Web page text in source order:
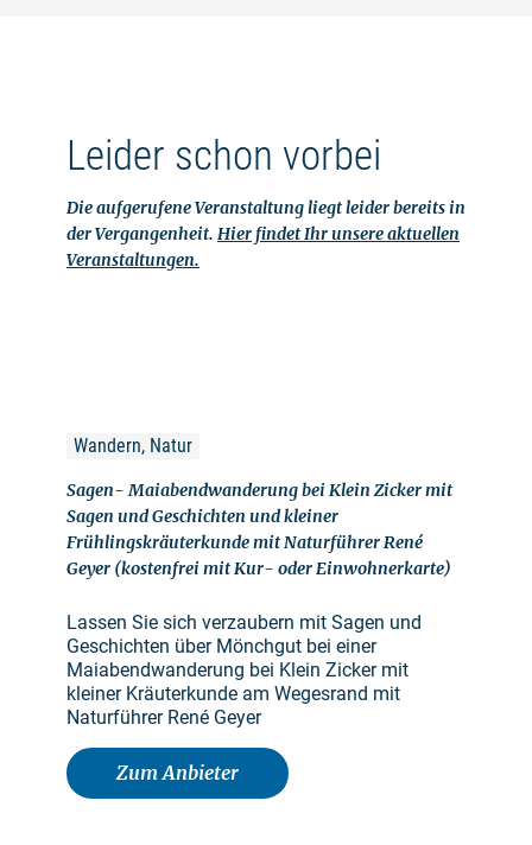
Leider schon vorbei
Die aufgerufene Veranstaltung liegt leider bereits in
der Vergangenheit. Hier findet Ihr unsere aktuellen
Veranstaltungen.
Wandern, Natur
Sagen- Maiabendwanderung bei Klein Zicker mit
Sagen und Geschichten und kleiner
Frühlingskräuterkunde mit Naturführer René
Geyer (kostenfrei mit Kur- oder Einwohnerkarte)
Lassen Sie sich verzaubern mit Sagen und
Geschichten über Mönchgut bei einer
Maiabendwanderung bei Klein Zicker mit
kleiner Kräuterkunde am Wegesrand mit
Naturführer René Geyer
Zum Anbieter